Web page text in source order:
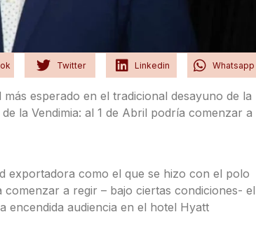
Twitter Linkedin Whatsapp
esperado en el tradicional desayuno de la
la Vendimia: al 1 de Abril podría comenzar a
exportadora como el que se hizo con el polo
a regir – bajo ciertas condiciones- el
encendida audiencia en el hotel Hyatt